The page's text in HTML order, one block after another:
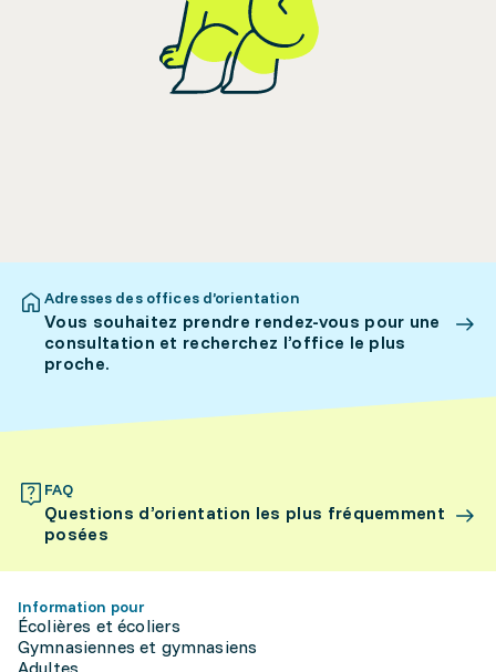
Adresses des offices d’orientation
Vous souhaitez prendre rendez-vous pour une
consultation et recherchez l’office le plus
proche.
FAQ
Questions d’orientation les plus fréquemment
posées
Information pour
Écolières et écoliers
Gymnasiennes et gymnasiens
Adultes